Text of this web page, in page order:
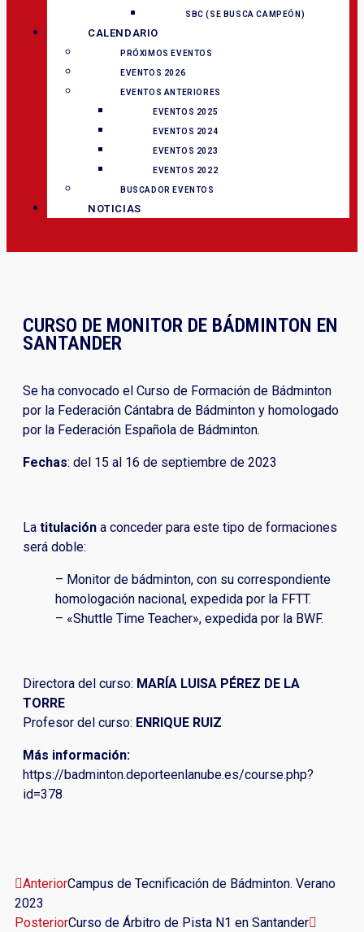
SBC (SE BUSCA CAMPEÓN)
CALENDARIO
PRÓXIMOS EVENTOS
EVENTOS 2026
EVENTOS ANTERIORES
EVENTOS 2025
EVENTOS 2024
EVENTOS 2023
EVENTOS 2022
BUSCADOR EVENTOS
NOTICIAS
CURSO DE MONITOR DE BÁDMINTON EN
SANTANDER
Se ha convocado el Curso de Formación de Bádminton
por la Federación Cántabra de Bádminton y homologado
por la Federación Española de Bádminton.
Fechas: del 15 al 16 de septiembre de 2023
La titulación a conceder para este tipo de formaciones
será doble:
– Monitor de bádminton, con su correspondiente
homologación nacional, expedida por la FFTT.
– «Shuttle Time Teacher», expedida por la BWF.
Directora del curso: MARÍA LUISA PÉREZ DE LA
TORRE
Profesor del curso: ENRIQUE RUIZ
Más información:
https://badminton.deporteenlanube.es/course.php?
id=378
AnteriorCampus de Tecnificación de Bádminton. Verano
2023
PosteriorCurso de Árbitro de Pista N1 en Santander